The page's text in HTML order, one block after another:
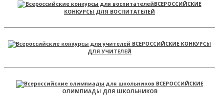
ВСЕРОССИЙСКИЕ
КОНКУРСЫ ДЛЯ ВОСПИТАТЕЛЕЙ
ВСЕРОССИЙСКИЕ КОНКУРСЫ
ДЛЯ УЧИТЕЛЕЙ
ВСЕРОССИЙСКИЕ
ОЛИМПИАДЫ ДЛЯ ШКОЛЬНИКОВ